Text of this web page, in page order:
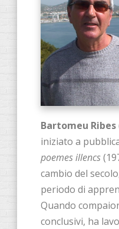
Bartomeu Ribes
iniziato a
poemes illencs
cambio del
periodo di
Quando
conclusivi, ha